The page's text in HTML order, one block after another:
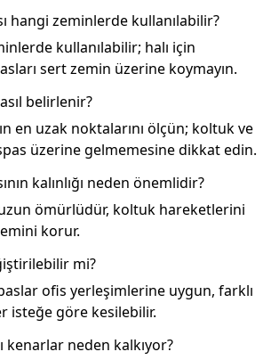
hangi zeminlerde kullanılabilir?
kullanılabilir; halı için
sert zemin üzerine koymayın.
belirlenir?
en uzak noktalarını ölçün; koltuk ve
üzerine gelmemesine dikkat edin.
kalınlığı neden önemlidir?
ömürlüdür, koltuk hareketlerini
korur.
mi?
ofis yerleşimlerine uygun, farklı
isteğe göre kesilebilir.
kenarlar neden kalkıyor?